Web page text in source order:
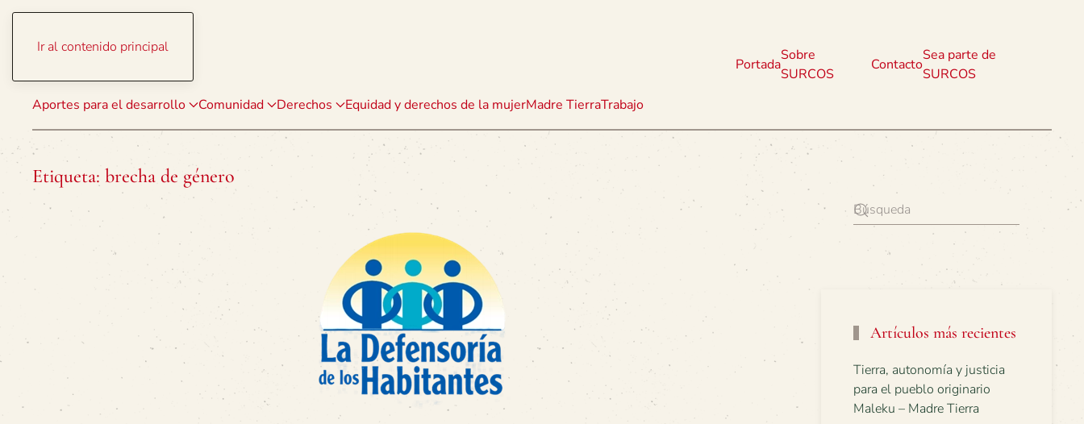
Ir al contenido principal
Aportes para el desarrollo Comunidad Derechos Equidad y derechos de la mujerMadre TierraTrabajo
Portada
Sobre
SURCOS
Contacto
Sea parte de
SURCOS
Etiqueta: brecha de género
Artículos más recientes
Tierra, autonomía y justicia
para el pueblo originario
Maleku – Madre Tierra